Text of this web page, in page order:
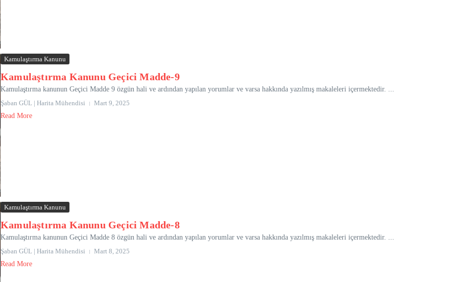
Kamulaştırma Kanunu
Kamulaştırma Kanunu Geçici Madde-9
Kamulaştırma kanunun Geçici Madde 9 özgün hali ve ardından yapılan yorumlar ve varsa hakkında yazılmış makaleleri içermektedir. ...
Şaban GÜL | Harita Mühendisi
Mart 9, 2025
Read More
Kamulaştırma Kanunu
Kamulaştırma Kanunu Geçici Madde-8
Kamulaştırma kanunun Geçici Madde 8 özgün hali ve ardından yapılan yorumlar ve varsa hakkında yazılmış makaleleri içermektedir. ...
Şaban GÜL | Harita Mühendisi
Mart 8, 2025
Read More